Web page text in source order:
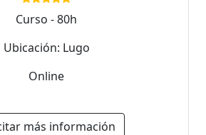
Curso - 80h
Ubicación: Lugo
Online
más información